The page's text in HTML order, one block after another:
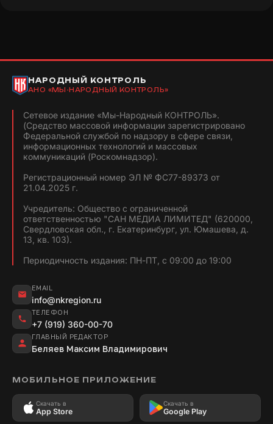
НАРОДНЫЙ КОНТРОЛЬ
АНО «МЫ-НАРОДНЫЙ КОНТРОЛЬ»
Сетевое издание «Мы-Народный КОНТРОЛЬ».
(Средство массовой информации зарегистрировано
Федеральной службой по надзору в сфере связи,
информационных технологий и массовых
коммуникаций (Роскомнадзор).
Регистрационный номер ЭЛ № ФС77-89373 от
21.04.2025 г.
Учредитель: Общество с ограниченной
ответственностью "САН МЕДИА ЛИМИТЕД" (620000,
Свердловская обл., г. Екатеринбург, ул. Юмашева, д.
13, кв. 103).
Периодичность издания: ПН-ПТ, с 09:00 до 19:00
EMAIL
info@nkregion.ru
ТЕЛЕФОН
+7 (919) 360-00-70
ГЛАВНЫЙ РЕДАКТОР
Беляев Максим Владимирович
МОБИЛЬНОЕ ПРИЛОЖЕНИЕ
Скачать в
App Store
Скачать в
Google Play